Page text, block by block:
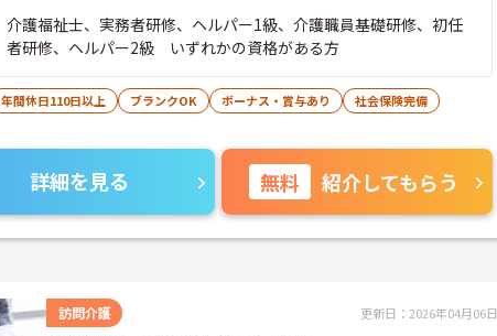
介護福祉士、実務者研修、ヘルパー1級、介護職員基礎研修、初任
者研修、ヘルパー2級 いずれかの資格がある方
年間休日110日以上 ブランクOK ボーナス・賞与あり
社会保険完備
詳細を見る 無料 紹介してもらう
訪問介護 更新日：2026年04月06日